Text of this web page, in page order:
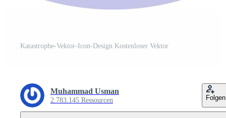
Katastrophe-Vektor-Icon-Design Kostenloser Vektor
Muhammad Usman
2.783.145 Ressourcen Folgen